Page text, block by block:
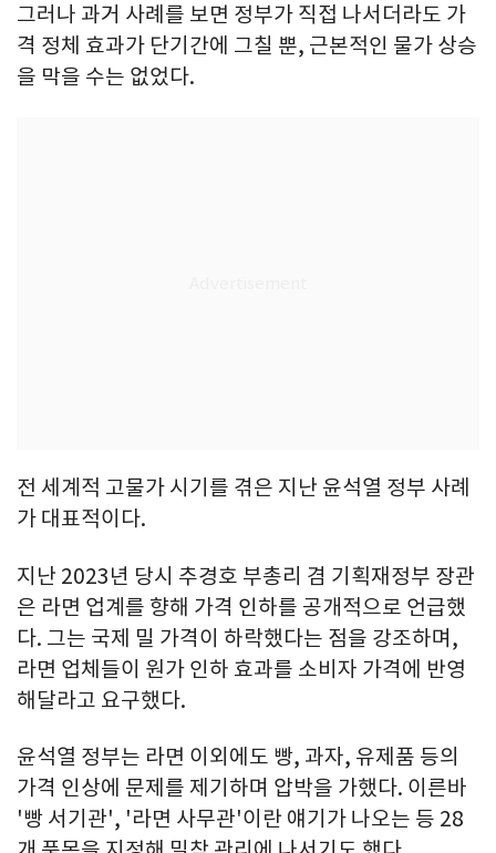
그러나 과거 사례를 보면 정부가 직접 나서더라도 가
격 정체 효과가 단기간에 그칠 뿐, 근본적인 물가 상승
을 막을 수는 없었다.
전 세계적 고물가 시기를 겪은 지난 윤석열 정부 사례
가 대표적이다.
지난 2023년 당시 추경호 부총리 겸 기획재정부 장관
은 라면 업계를 향해 가격 인하를 공개적으로 언급했
다. 그는 국제 밀 가격이 하락했다는 점을 강조하며,
라면 업체들이 원가 인하 효과를 소비자 가격에 반영
해달라고 요구했다.
윤석열 정부는 라면 이외에도 빵, 과자, 유제품 등의
가격 인상에 문제를 제기하며 압박을 가했다. 이른바
'빵 서기관', '라면 사무관'이란 얘기가 나오는 등 28